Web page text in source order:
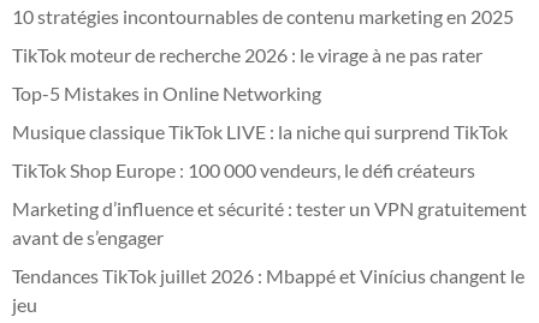
10 stratégies incontournables de contenu marketing en 2025
TikTok moteur de recherche 2026 : le virage à ne pas rater
Top-5 Mistakes in Online Networking
Musique classique TikTok LIVE : la niche qui surprend TikTok
TikTok Shop Europe : 100 000 vendeurs, le défi créateurs
Marketing d’influence et sécurité : tester un VPN gratuitement
avant de s’engager
Tendances TikTok juillet 2026 : Mbappé et Vinícius changent le
jeu